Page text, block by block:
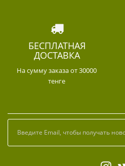
БЕСПЛАТНАЯ
ДОСТАВКА
На сумму заказа от 30000
тенге